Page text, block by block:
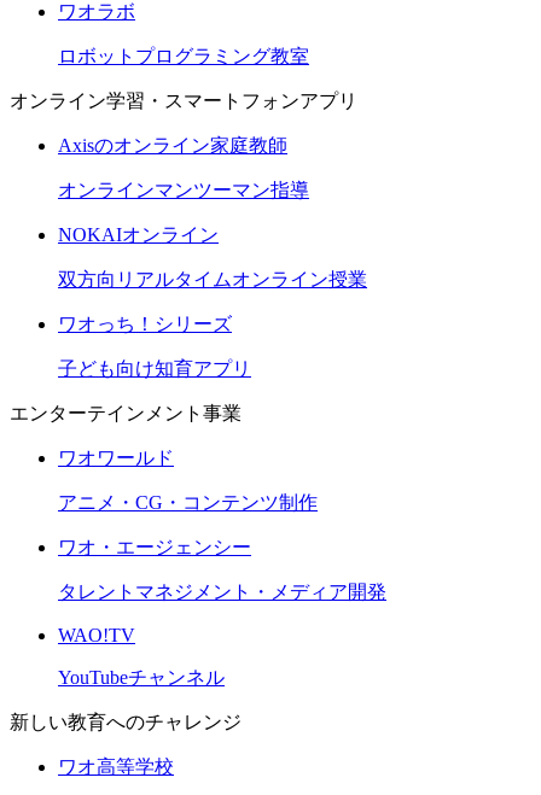
ワオラボ
ロボットプログラミング教室
オンライン学習・スマートフォンアプリ
Axisのオンライン家庭教師
オンラインマンツーマン指導
NOKAIオンライン
双方向リアルタイムオンライン授業
ワオっち！シリーズ
子ども向け知育アプリ
エンターテインメント事業
ワオワールド
アニメ・CG・コンテンツ制作
ワオ・エージェンシー
タレントマネジメント・メディア開発
WAO!TV
YouTubeチャンネル
新しい教育へのチャレンジ
ワオ高等学校